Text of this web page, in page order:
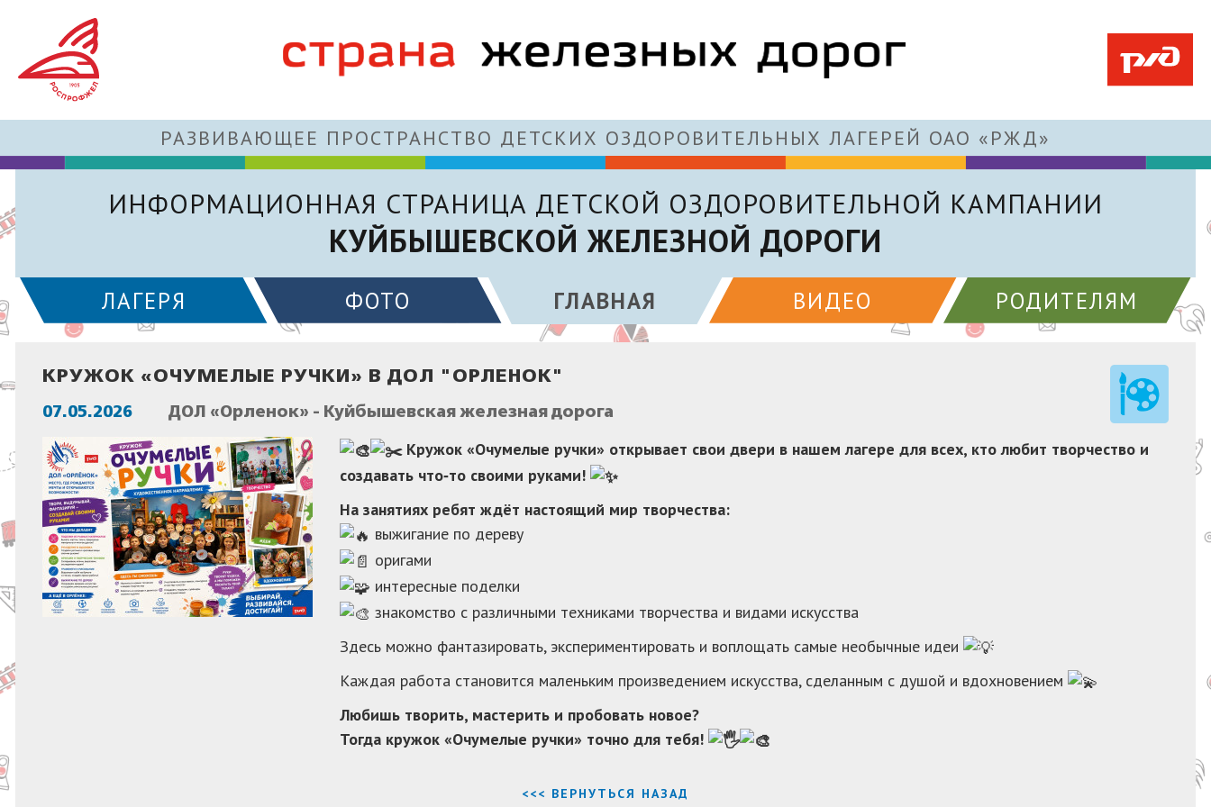
РАЗВИВАЮЩЕЕ ПРОСТРАНСТВО ДЕТСКИХ ОЗДОРОВИТЕЛЬНЫХ ЛАГЕРЕЙ ОАО «РЖД»
ИНФОРМАЦИОННАЯ СТРАНИЦА ДЕТСКОЙ ОЗДОРОВИТЕЛЬНОЙ КАМПАНИИ
КУЙБЫШЕВСКОЙ ЖЕЛЕЗНОЙ ДОРОГИ
ЛАГЕРЯ ФОТО ГЛАВНАЯ ВИДЕО РОДИТЕЛЯМ
КРУЖОК «ОЧУМЕЛЫЕ РУЧКИ» В ДОЛ "ОРЛЕНОК"
07.05.2026 ДОЛ «Орленок» - Куйбышевская железная дорога
Кружок «Очумелые ручки» открывает свои двери в нашем лагере для всех, кто любит творчество и
создавать что‑то своими руками!
На занятиях ребят ждёт настоящий мир творчества:
выжигание по дереву
оригами
интересные поделки
знакомство с различными техниками творчества и видами искусства
Здесь можно фантазировать, экспериментировать и воплощать самые необычные идеи
Каждая работа становится маленьким произведением искусства, сделанным с душой и вдохновением
Любишь творить, мастерить и пробовать новое?
Тогда кружок «Очумелые ручки» точно для тебя!
<<< ВЕРНУТЬСЯ НАЗАД